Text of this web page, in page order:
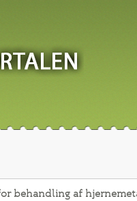
behandling af